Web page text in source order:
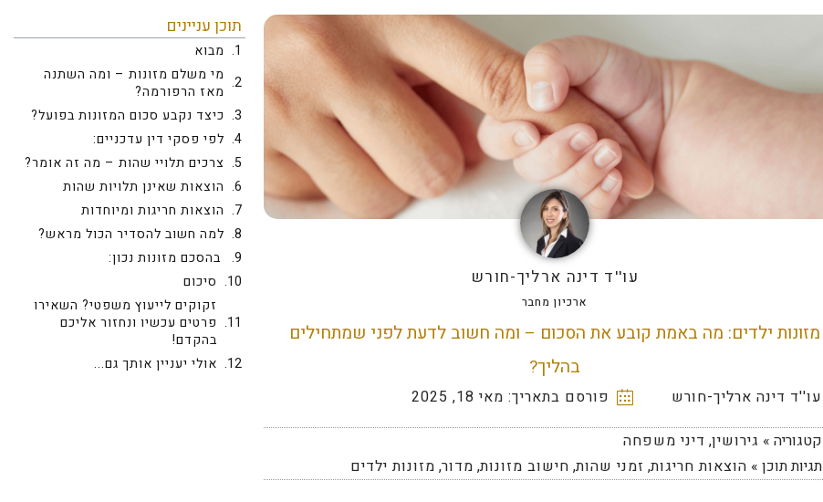
עו''ד דינה ארליך-חורש
ארכיון מחבר
מזונות ילדים: מה באמת קובע את הסכום – ומה חשוב לדעת לפני שמתחילים
בהליך?
עו''ד דינה ארליך-חורש פורסם בתאריך: מאי 18, 2025
קטגוריה » גירושין, דיני משפחה
תגיות תוכן » הוצאות חריגות, זמני שהות, חישוב מזונות, מדור, מזונות ילדים
תוכן עניינים
מבוא
מי משלם מזונות – ומה השתנה
מאז הרפורמה?
כיצד נקבע סכום המזונות בפועל?
לפי פסקי דין עדכניים:
צרכים תלויי שהות – מה זה אומר?
הוצאות שאינן תלויות שהות
הוצאות חריגות ומיוחדות
למה חשוב להסדיר הכול מראש?
בהסכם מזונות נכון:
סיכום
זקוקים לייעוץ משפטי? השאירו
פרטים עכשיו ונחזור אליכם
בהקדם!
אולי יעניין אותך גם...